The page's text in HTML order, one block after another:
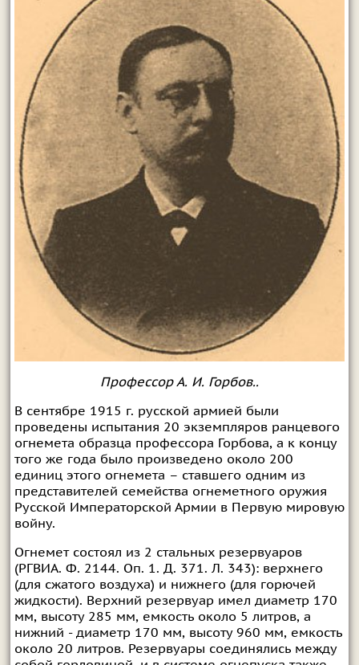
Профессор А. И. Горбов..
В сентябре 1915 г. русской армией были
проведены испытания 20 экземпляров ранцевого
огнемета образца профессора Горбова, а к концу
того же года было произведено около 200
единиц этого огнемета – ставшего одним из
представителей семейства огнеметного оружия
Русской Императорской Армии в Первую мировую
войну.
Огнемет состоял из 2 стальных резервуаров
(РГВИА. Ф. 2144. Оп. 1. Д. 371. Л. 343): верхнего
(для сжатого воздуха) и нижнего (для горючей
жидкости). Верхний резервуар имел диаметр 170
мм, высоту 285 мм, емкость около 5 литров, а
нижний - диаметр 170 мм, высоту 960 мм, емкость
около 20 литров. Резервуары соединялись между